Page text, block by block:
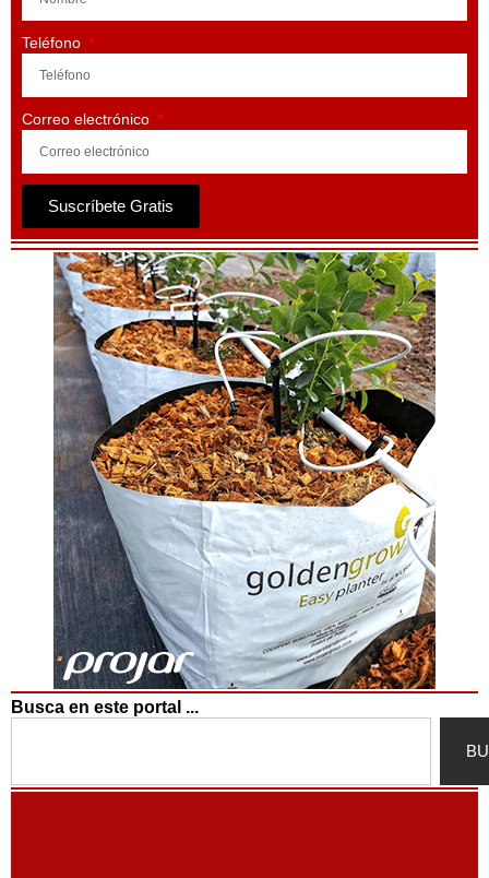
Teléfono
Correo electrónico
Suscríbete Gratis
Busca en este portal ...